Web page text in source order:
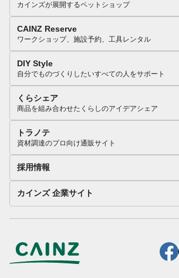
カインズが展開するペットショップ
CAINZ Reserve
ワークショップ、施設予約、工具レンタル
DIY Style
自分でものづくりしたいすべての人をサポート
くらシェア
商品を組み合わせたくらしのアイデアシェア
トラノテ
資材調達のプロ向け通販サイト
採用情報
カインズ 企業サイト